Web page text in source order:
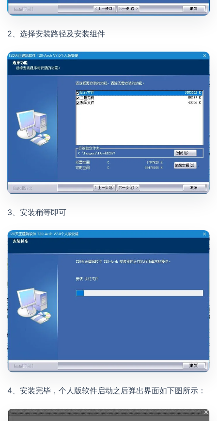
2、选择安装路径及安装组件
3、安装稍等即可
4、安装完毕，个人版软件启动之后弹出界面如下图所示：